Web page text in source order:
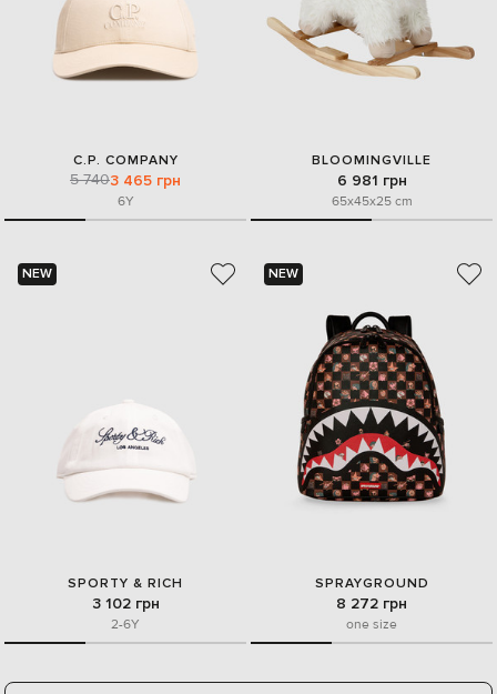
C.P. COMPANY
5 7403 465 грн
6Y
BLOOMINGVILLE
6 981 грн
65x45x25 cm
NEW
SPORTY & RICH
3 102 грн
2-6Y
NEW
SPRAYGROUND
8 272 грн
one size